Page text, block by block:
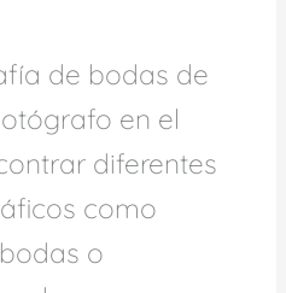
de bodas de
en el
diferentes
como
o